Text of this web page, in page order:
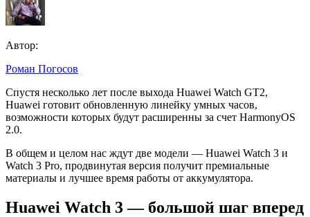
Автор:
Роман Погосов
Подробная
информация
о
Huawei
Watch
3
и
Спустя несколько лет после выхода Huawei Watch GT2,
Huawei готовит обновленную линейку умных часов,
возможности которых будут расширенны за счет HarmonyOS
2.0.
В общем и целом нас ждут две модели — Huawei Watch 3 и
Watch 3 Pro, продвинутая версия получит премиальные
материалы и лучшее время работы от аккумулятора.
Huawei Watch 3 — большой шаг вперед